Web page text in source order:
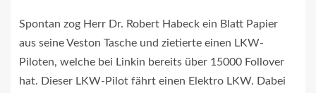
Spontan zog Herr Dr. Robert Habeck ein Blatt Papier
aus seine Veston Tasche und zietierte einen LKW-
Piloten, welche bei Linkin bereits über 15000 Follover
hat. Dieser LKW-Pilot fährt einen Elektro LKW. Dabei